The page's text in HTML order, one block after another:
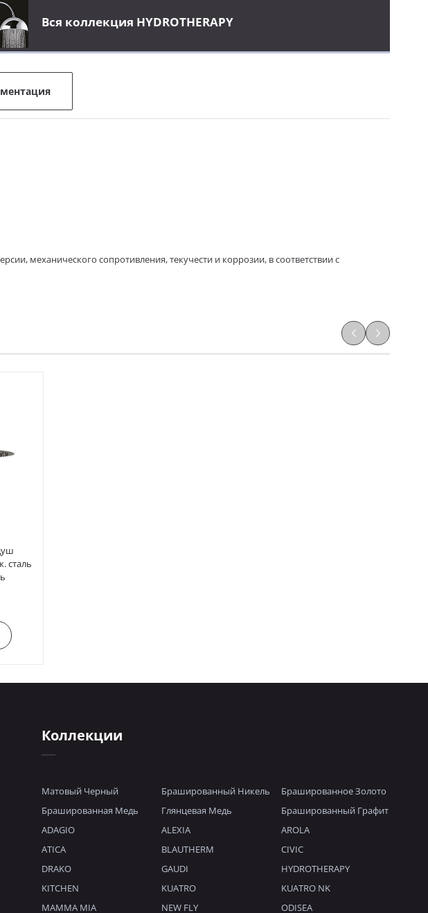
Вся коллекция HYDROTHERAPY
механического сопротивления, текучести и коррозии, в соответствии с
сталь
Коллекции
Матовый Черный Брашированный Никель
Брашированное Золото
Брашированная Медь
Глянцевая Медь
Брашированный Графит
ADAGIO
ALEXIA
AROLA
ATICA
BLAUTHERM
CIVIC
DRAKO
GAUDI
HYDROTHERAPY
KITCHEN
KUATRO
KUATRO NK
MAMMA MIA
NEW FLY ODISEA